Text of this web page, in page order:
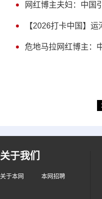
网红博主夫妇：中国
【2026打卡中国】
危地马拉网红博主：
关于我们
关于本网 本网招聘